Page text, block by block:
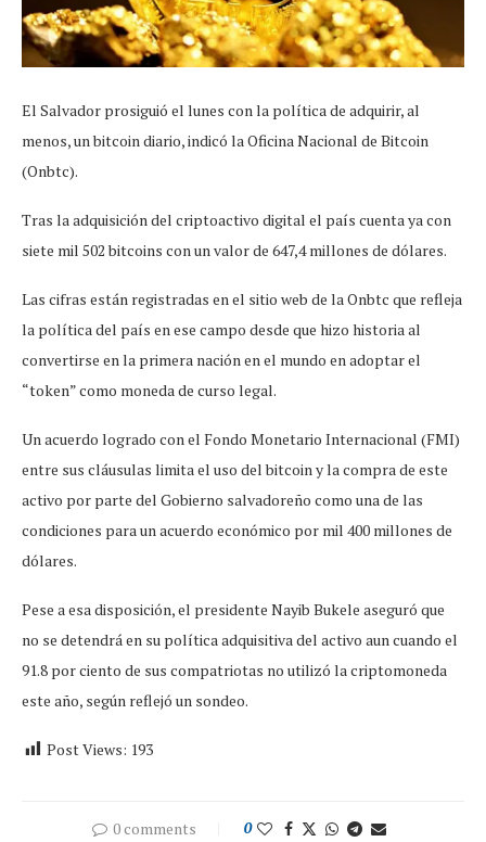
El Salvador prosiguió el lunes con la política de adquirir, al
menos, un bitcoin diario, indicó la Oficina Nacional de Bitcoin
(Onbtc).
Tras la adquisición del criptoactivo digital el país cuenta ya con
siete mil 502 bitcoins con un valor de 647,4 millones de dólares.
Las cifras están registradas en el sitio web de la Onbtc que refleja
la política del país en ese campo desde que hizo historia al
convertirse en la primera nación en el mundo en adoptar el
“token” como moneda de curso legal.
Un acuerdo logrado con el Fondo Monetario Internacional (FMI)
entre sus cláusulas limita el uso del bitcoin y la compra de este
activo por parte del Gobierno salvadoreño como una de las
condiciones para un acuerdo económico por mil 400 millones de
dólares.
Pese a esa disposición, el presidente Nayib Bukele aseguró que
no se detendrá en su política adquisitiva del activo aun cuando el
91.8 por ciento de sus compatriotas no utilizó la criptomoneda
este año, según reflejó un sondeo.
Post Views: 193
0 comments 0